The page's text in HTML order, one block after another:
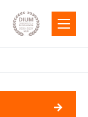
MENU